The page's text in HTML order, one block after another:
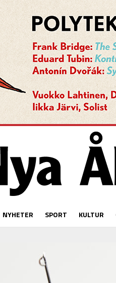
NYHETER SPORT KULTUR